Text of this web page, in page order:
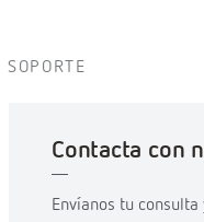
SOPORTE
Contacta con
Envíanos tu